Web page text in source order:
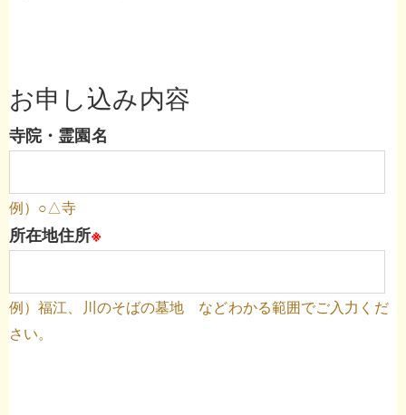
お申し込み内容
寺院・霊園名
例）○△寺
所在地住所※
例）福江、川のそばの墓地 などわかる範囲でご入力くだ
さい。